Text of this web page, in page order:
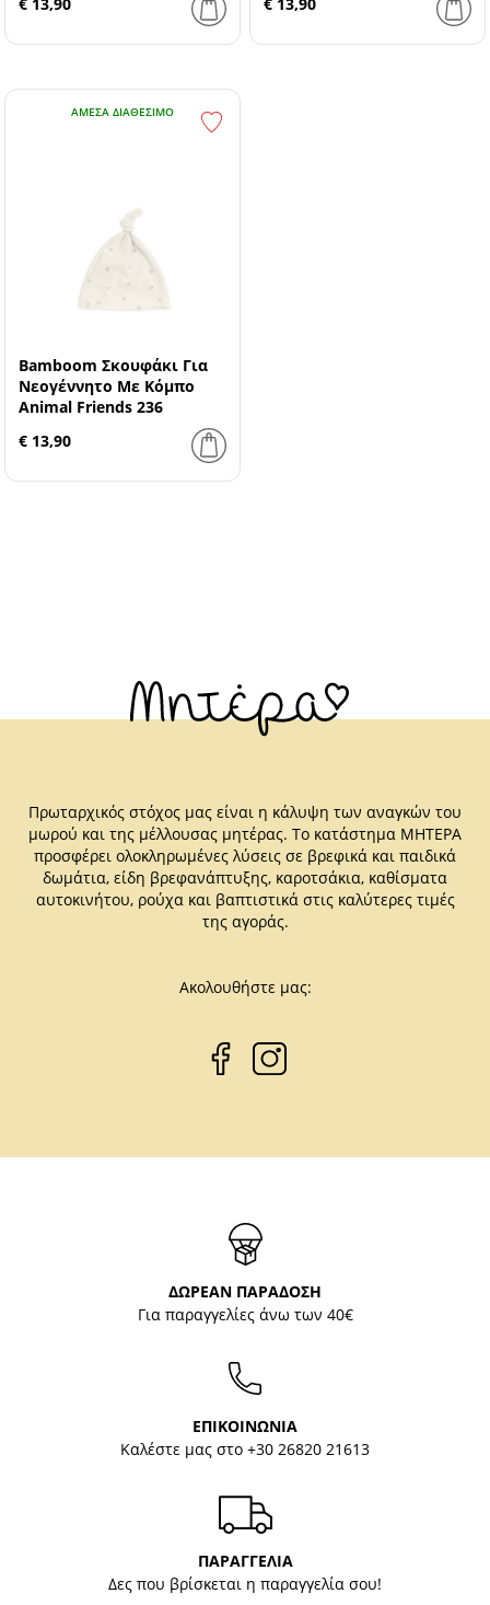
ΆΜΕΣΑ ΔΙΑΘΈΣΙΜΟ
Bamboom Σκουφάκι Για
Νεογέννητο Με Κόμπο
Animal Friends 236
€ 13,90
Πρωταρχικός στόχος μας είναι η κάλυψη των αναγκών του
μωρού και της μέλλουσας μητέρας. Το κατάστημα ΜΗΤΕΡΑ
προσφέρει ολοκληρωμένες λύσεις σε βρεφικά και παιδικά
δωμάτια, είδη βρεφανάπτυξης, καροτσάκια, καθίσματα
αυτοκινήτου, ρούχα και βαπτιστικά στις καλύτερες τιμές
της αγοράς.
Ακολουθήστε μας:
ΔΩΡΕΑΝ ΠΑΡΑΔΟΣΗ
Για παραγγελίες άνω των 40€
ΕΠΙΚΟΙΝΩΝΙΑ
Καλέστε μας στο +30 26820 21613
ΠΑΡΑΓΓΕΛΙΑ
Δες που βρίσκεται η παραγγελία σου!